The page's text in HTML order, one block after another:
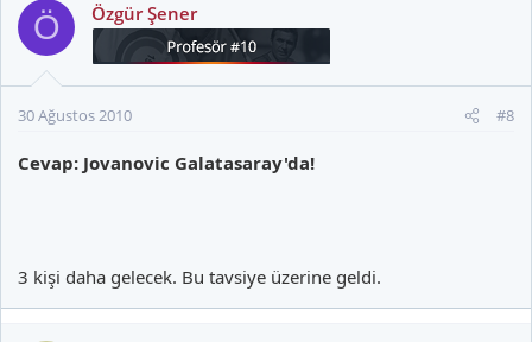
Ö Özgür Şener
30 Ağustos 2010 #8
Cevap: Jovanovic Galatasaray'da!
3 kişi daha gelecek. Bu tavsiye üzerine geldi.